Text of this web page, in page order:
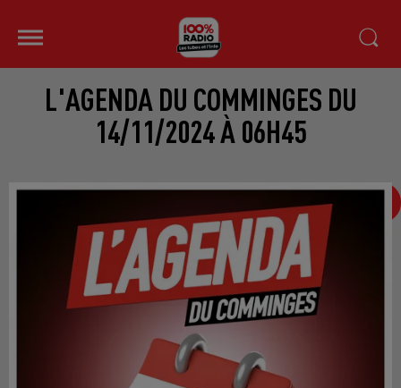
L'AGENDA DU COMMINGES DU
14/11/2024 À 06H45